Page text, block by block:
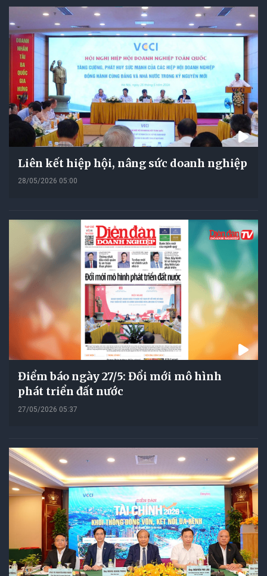
Liên kết hiệp hội, nâng sức doanh nghiệp
28/05/2026 05:00
Điểm báo ngày 27/5: Đổi mới mô hình
phát triển đất nước
27/05/2026 05:37